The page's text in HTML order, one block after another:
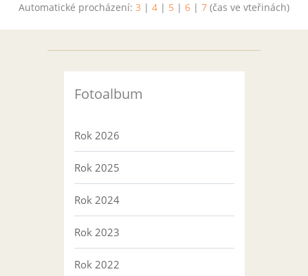
Automatické procházení: 3 | 4 | 5 | 6 | 7 (čas ve vteřinách)
Fotoalbum
Rok 2026
Rok 2025
Rok 2024
Rok 2023
Rok 2022